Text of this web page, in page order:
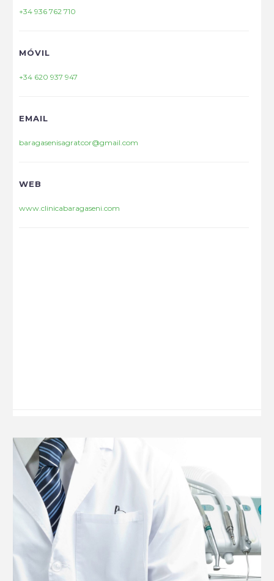
+34 936 762 710
MÓVIL
+34 620 937 947
EMAIL
baragasenisagratcor@gmail.com
WEB
www.clinicabaragaseni.com